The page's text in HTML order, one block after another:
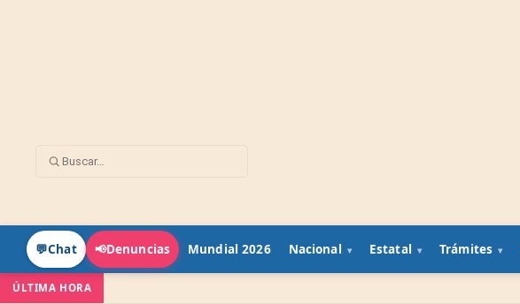
💬Chat 📢Denuncias Mundial 2026 Nacional Estatal Trámites
ÚLTIMA HORA